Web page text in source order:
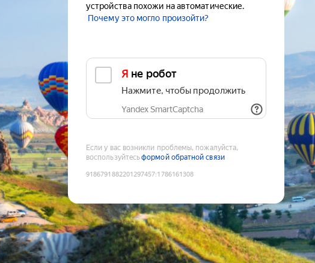
устройства похожи на автоматические.
Почему это могло произойти?
Я не робот
Нажмите, чтобы продолжить
Yandex SmartCaptcha
Если у вас возникли проблемы, пожалуйста,
воспользуйтесьформой обратной связи
9186791882201297457:1786161308